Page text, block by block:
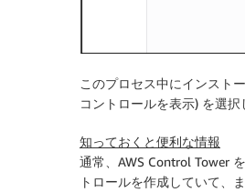
このプロセス中にインスト
コントロールを表示) を選択
知っておくと便利な情報
通常、AWS Control Tower
トロールを作成していて、